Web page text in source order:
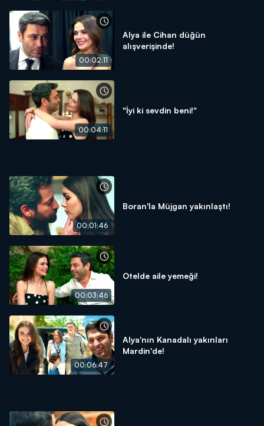
00:02:11
Alya ile Cihan düğün
alışverişinde!
00:04:11
"İyi ki sevdin beni!"
00:01:46
Boran'la Müjgan yakınlaştı!
00:03:46
Otelde aile yemeği!
00:06:47
Alya'nın Kanadalı yakınları
Mardin'de!